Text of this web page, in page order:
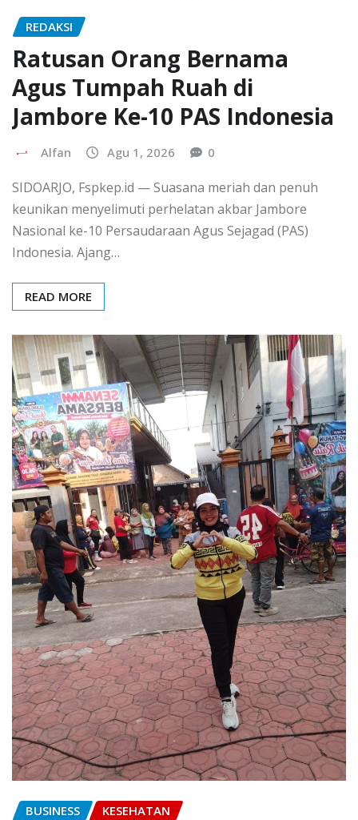
REDAKSI
Ratusan Orang Bernama
Agus Tumpah Ruah di
Jambore Ke-10 PAS Indonesia
Alfan Agu 1, 2026 0
SIDOARJO, Fspkep.id — Suasana meriah dan penuh
keunikan menyelimuti perhelatan akbar Jambore
Nasional ke-10 Persaudaraan Agus Sejagad (PAS)
Indonesia. Ajang…
READ MORE
BUSINESS KESEHATAN